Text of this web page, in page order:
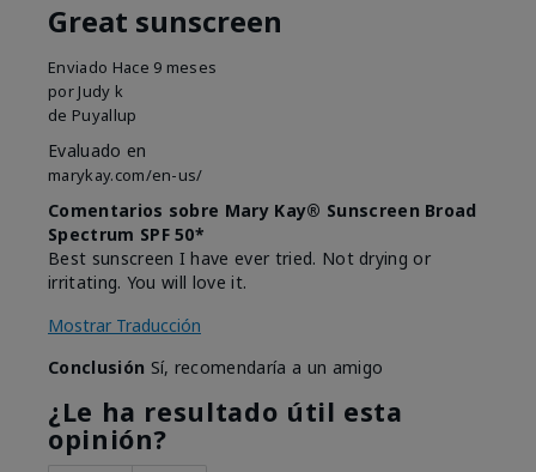
Great sunscreen
Enviado Hace 9 meses
por Judy k
de Puyallup
Evaluado en
marykay.com/en-us/
Comentarios sobre Mary Kay® Sunscreen Broad
Spectrum SPF 50*
Best sunscreen I have ever tried. Not drying or
irritating. You will love it.
Mostrar Traducción
Conclusión Sí, recomendaría a un amigo
¿Le ha resultado útil esta
opinión?